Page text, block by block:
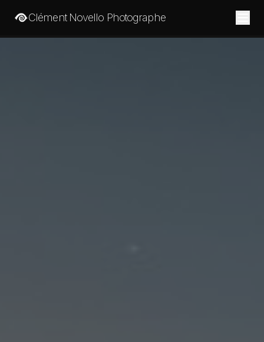
Clément Novello Photographe